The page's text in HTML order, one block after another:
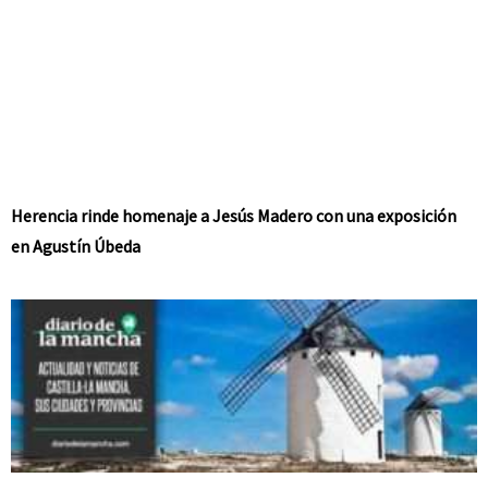
Herencia rinde homenaje a Jesús Madero con una exposición
en Agustín Úbeda